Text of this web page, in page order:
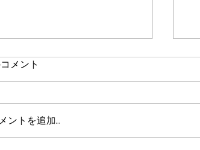
メント
ントを追加…